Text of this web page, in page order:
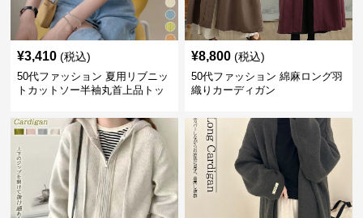
¥3,410 (税込)
50代ファッション 夏用リブニッ
トカットソー半袖丸首上品トッ
¥8,800 (税込)
50代ファッション 綿麻ロング羽
織りカーディガン